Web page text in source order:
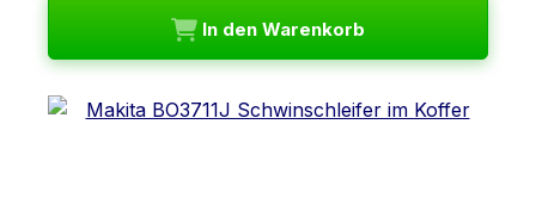
In den Warenkorb